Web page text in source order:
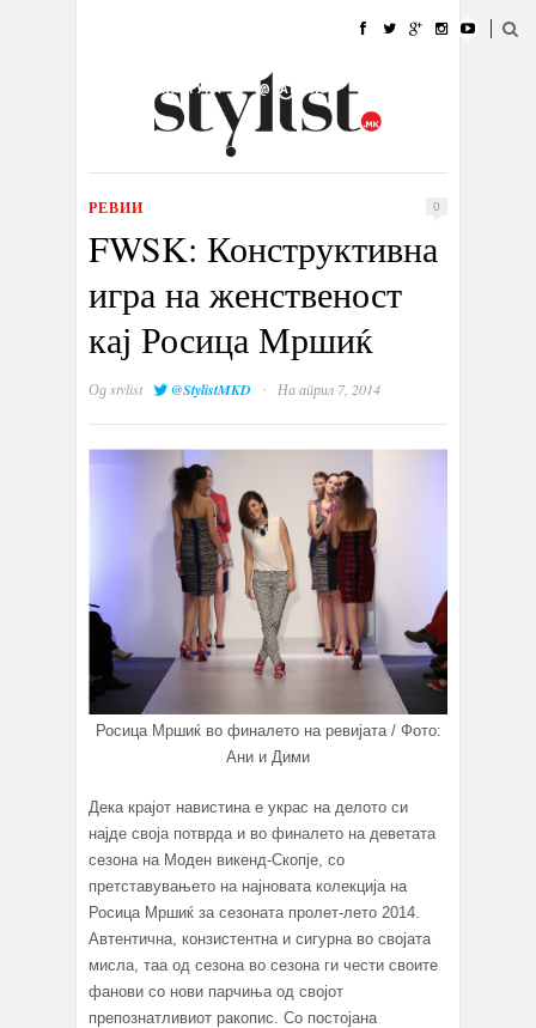
УБАВИНА
КУЛТУРА @РАБОТА
ИЗЛОГ
РЕВИИ 0
FWSK: Конструктивна
игра на женственост
кај Росица Мршиќ
Одstylist @StylistMKD · На април 7, 2014
Росица Мршиќ во финалето на ревијата / Фото:
Ани и Дими
Дека крајот навистина е украс на делото си
најде своја потврда и во финалето на деветата
сезона на Моден викенд-Скопје, со
претставувањето на најновата колекција на
Росица Мршиќ за сезоната пролет-лето 2014.
Автентична, конзистентна и сигурна во својата
мисла, таа од сезона во сезона ги чести своите
фанови со нови парчиња од својот
препознатливиот ракопис. Со постојана